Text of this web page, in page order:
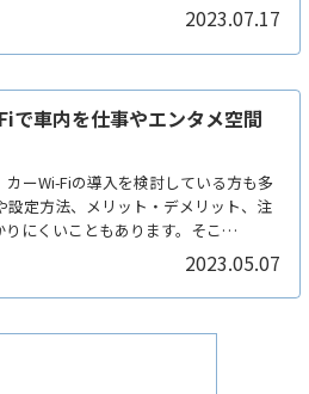
2023.07.17
で車内を仕事やエンタメ空間
ーWi-Fiの導入を検討している方も多
設定方法、メリット・デメリット、注
にくいこともあります。そこ
2023.05.07